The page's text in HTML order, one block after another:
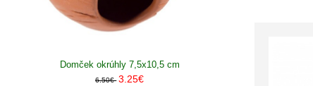
Domček okrúhly 7,5x10,5 cm
6.50€ 3.25€